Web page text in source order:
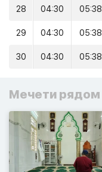
28 04:30 05:38
29 04:30 05:38
30 04:30 05:38
Мечети рядом